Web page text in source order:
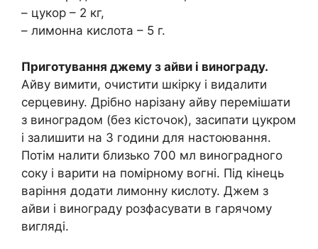
– цукор – 2 кг,
– лимонна кислота – 5 г.
Приготування джему з айви і винограду.
Айву вимити, очистити шкірку і видалити
серцевину. Дрібно нарізану айву перемішати
з виноградом (без кісточок), засипати цукром
і залишити на 3 години для настоювання.
Потім налити близько 700 мл виноградного
соку і варити на помірному вогні. Під кінець
варіння додати лимонну кислоту. Джем з
айви і винограду розфасувати в гарячому
вигляді.